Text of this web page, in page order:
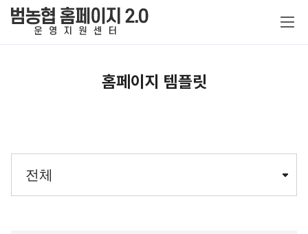
농협 전용 특화
홈페이지 템플릿
홈페이지 서비스
제작비용 및 기본구독료
이관 범위
홈페이지 템플릿
전체